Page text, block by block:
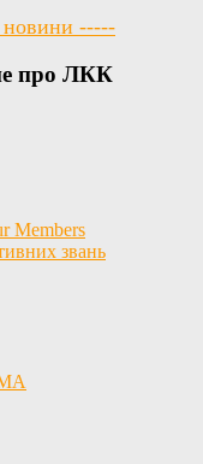
новини -----
про ЛКК
Members
звань